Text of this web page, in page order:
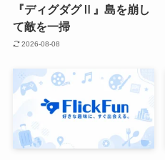
『ディグダグⅡ』島を崩し
て敵を一掃
2026-08-08